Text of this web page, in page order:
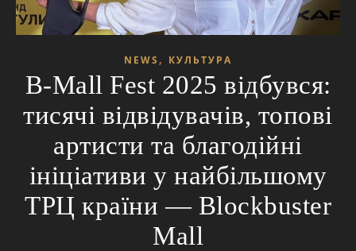
NEWS , КУЛЬТУРА
B-Mall Fest 2025 відбувся:
тисячі відвідувачів, топові
артисти та благодійні
ініціативи у найбільшому
ТРЦ країни — Blockbuster
Mall